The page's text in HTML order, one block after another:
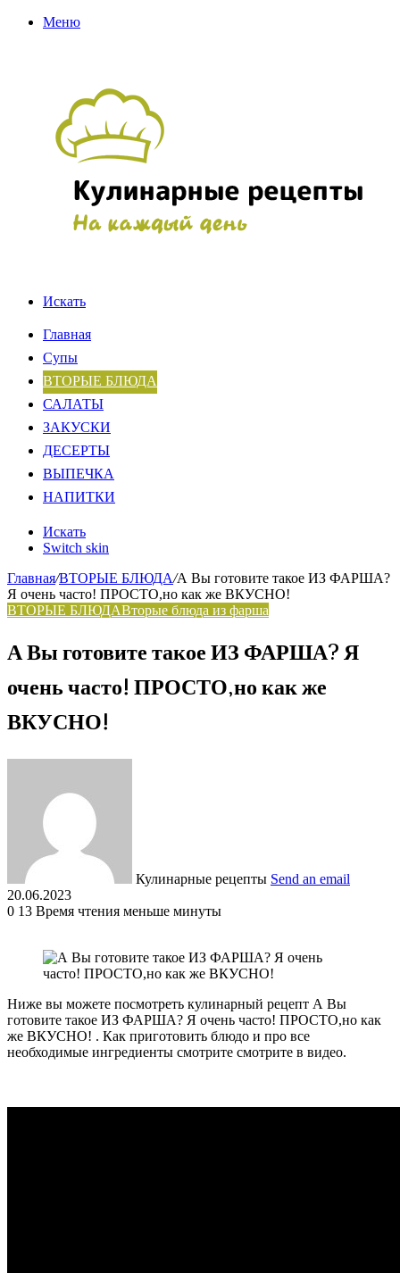
Меню
Искать
Главная
Супы
ВТОРЫЕ БЛЮДА
САЛАТЫ
ЗАКУСКИ
ДЕСЕРТЫ
ВЫПЕЧКА
НАПИТКИ
Искать
Switch skin
Главная/ВТОРЫЕ БЛЮДА/А Вы готовите такое ИЗ ФАРША?
Я очень часто! ПРОСТО,но как же ВКУСНО!
ВТОРЫЕ БЛЮДАВторые блюда из фарша
А Вы готовите такое ИЗ ФАРША? Я
очень часто! ПРОСТО,но как же
ВКУСНО!
Кулинарные рецепты Send an email
20.06.2023
0 13 Время чтения меньше минуты
Ниже вы можете посмотреть кулинарный рецепт А Вы
готовите такое ИЗ ФАРША? Я очень часто! ПРОСТО,но как
же ВКУСНО! . Как приготовить блюдо и про все
необходимые ингредиенты смотрите смотрите в видео.